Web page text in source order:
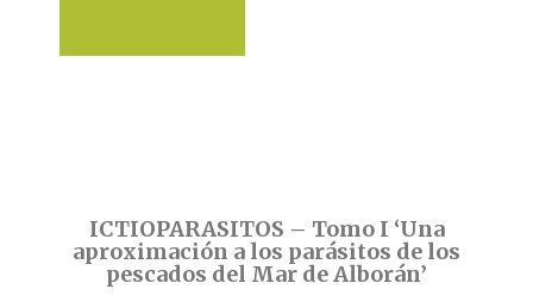
ICTIOPARASITOS – Tomo I ‘Una
aproximación a los parásitos de los
pescados del Mar de Alborán’